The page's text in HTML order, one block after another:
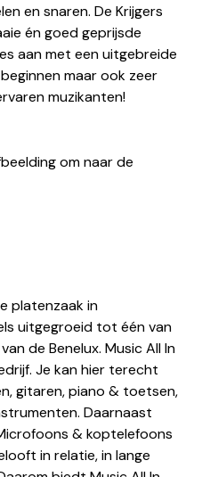
en snaren. De Krijgers
én goed geprijsde
aan met een uitgebreide
maar ook zeer
muzikanten!
om naar de
platenzaak in
uitgegroeid tot één van
de Benelux. Music All In
Je kan hier terecht
gitaren, piano & toetsen,
Daarnaast
& koptelefoons
in relatie, in lange